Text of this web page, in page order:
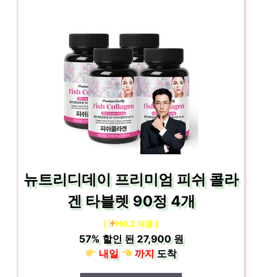
뉴트리디데이 프리미엄 피쉬 콜라
겐 타블렛 90정 4개
[ NO.2 제품 ]
57%할인 된27,900 원
내일
까지도착